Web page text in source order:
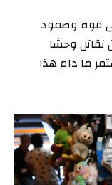
قوة وصمود
نقاتل وحشا
ما دام هذا